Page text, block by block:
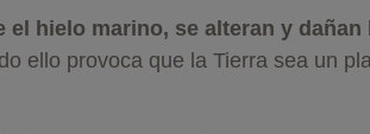
el hielo marino, se alteran y dañan
ello provoca que la Tierra sea un